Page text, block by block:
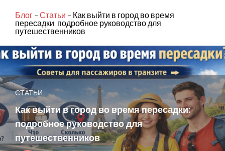
Блог-Статьи - Как выйти в город во время
пересадки: подробное руководство для
путешественников
СТАТЬИ
Как выйти в город во время пересадки:
подробное руководство для
путешественников